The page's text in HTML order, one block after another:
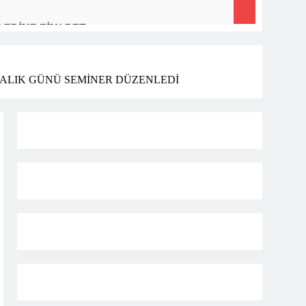
ZİYARET
GÜNÜ SEMİNER DÜZENLEDİ